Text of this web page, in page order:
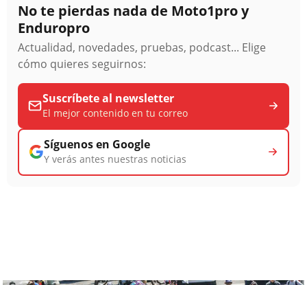
No te pierdas nada de Moto1pro y
Enduropro
Actualidad, novedades, pruebas, podcast... Elige
cómo quieres seguirnos:
Suscríbete al newsletter
El mejor contenido en tu correo
Síguenos en Google
Y verás antes nuestras noticias